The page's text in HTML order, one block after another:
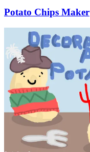
Potato Chips Maker